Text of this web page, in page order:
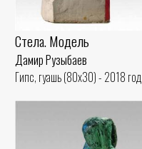
Стела. Модель
Дамир Рузыбаев
Гипс, гуашь (80x30) - 2018 год